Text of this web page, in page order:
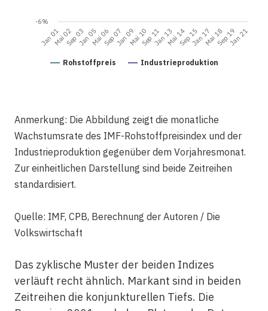
Rohstoffpreis Industrieproduktion
Jan 01 Mai 18
Mai 02Sep 03Jan 05Mai 06Sep 07Jan 09Mai 10Sep 11Jan 13Mai 14Sep 15Jan 17Sep 19Jan 21
-6%
Anmerkung: Die Abbildung zeigt die monatliche
Wachstumsrate des IMF-Rohstoffpreisindex und der
Industrieproduktion gegenüber dem Vorjahresmonat.
Zur einheitlichen Darstellung sind beide Zeitreihen
standardisiert.
Quelle: IMF, CPB, Berechnung der Autoren / Die
Volkswirtschaft
Das zyklische Muster der beiden Indizes
verläuft recht ähnlich. Markant sind in beiden
Zeitreihen die konjunkturellen Tiefs. Die